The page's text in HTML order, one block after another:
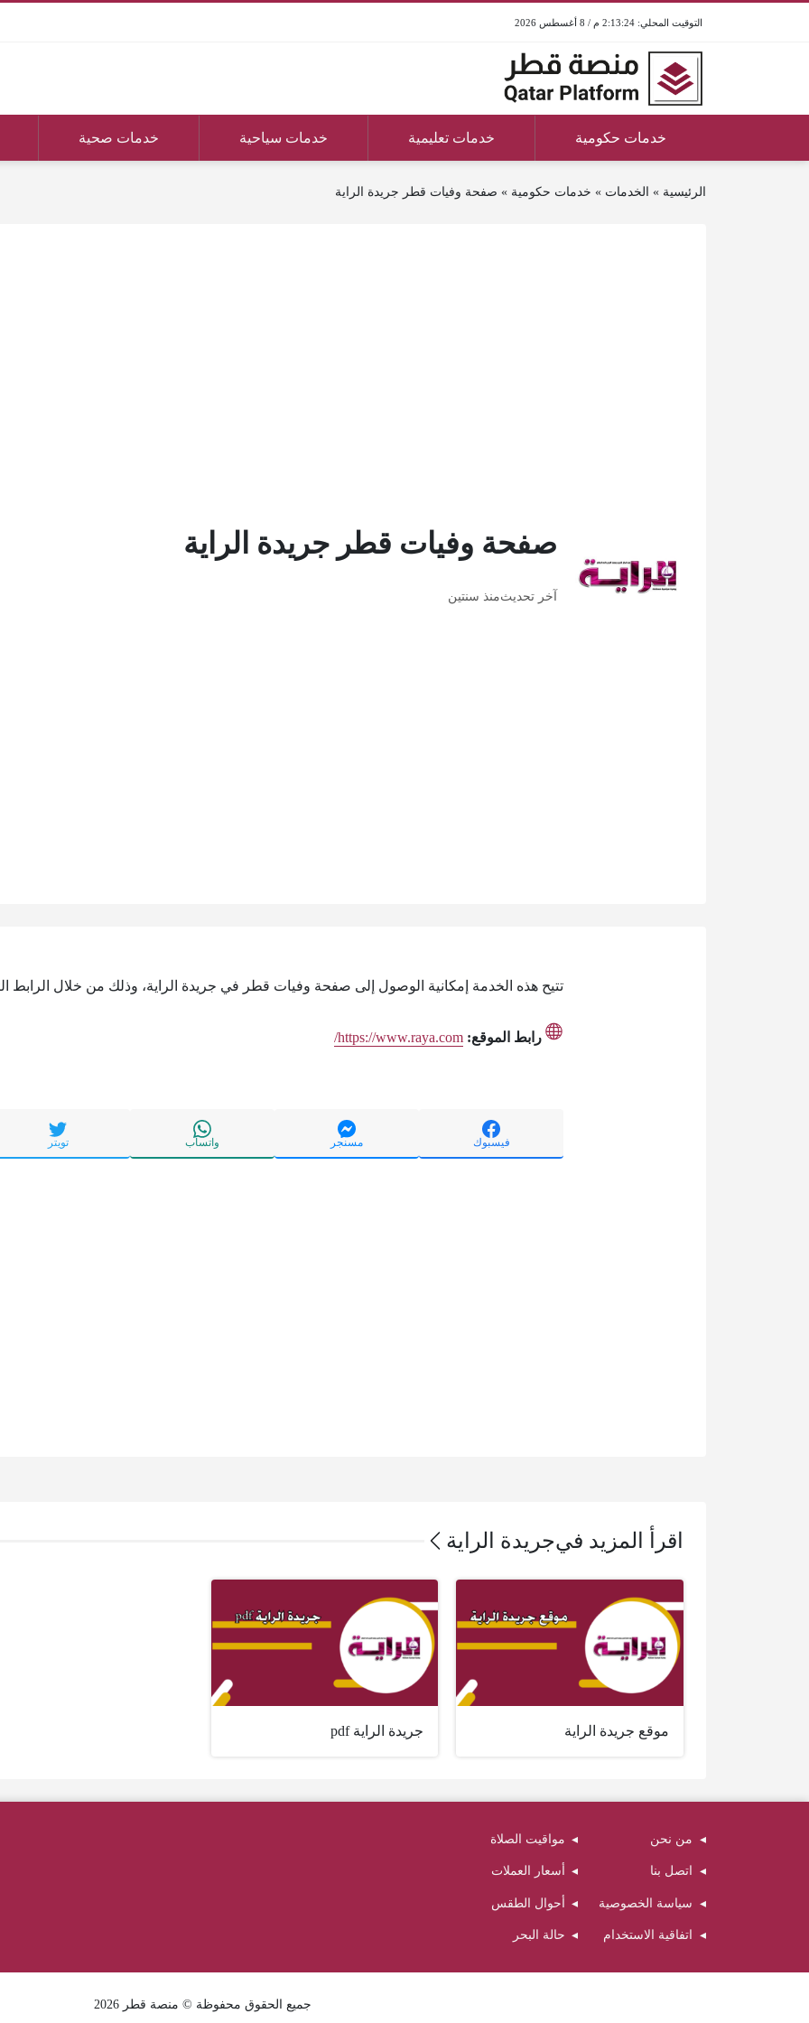
2:13:24 م / 8 أغسطس 2026
خدمات حكومية خدمات تعليمية خدمات سياحية خدمات صحية
الرئيسية » الخدمات » خدمات حكومية » صفحة وفيات قطر جريدة الراية
صفحة وفيات قطر جريدة الراية
آخر تحديثمنذ سنتين
تتيح هذه الخدمة إمكانية الوصول إلى صفحة وفيات قطر في جريدة الراية، وذلك من خلال الرابط
رابط الموقع: https://www.raya.com/
فيسبوك مسنجر واتساب تويتر
اقرأ المزيد فيجريدة الراية
موقع جريدة الراية جريدة الراية pdf
من نحن
اتصل بنا
سياسة الخصوصية
اتفاقية الاستخدام
مواقيت الصلاة
أسعار العملات
أحوال الطقس
حالة البحر
جميع الحقوق محفوظة © منصة قطر 2026